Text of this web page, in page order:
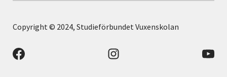
Copyright © 2024, Studieförbundet Vuxenskolan